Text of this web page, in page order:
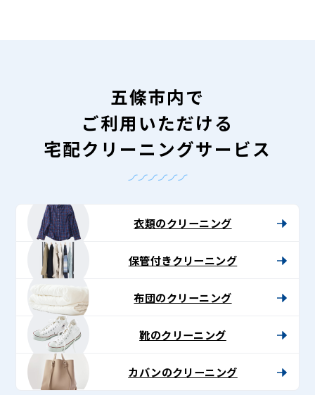
ト〉
五條市内で
ご利用いただける
宅配クリーニングサービス
衣類のクリーニング
保管付きクリーニング
布団のクリーニング
靴のクリーニング
カバンのクリーニング